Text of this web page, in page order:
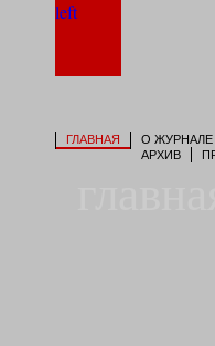
ГЛАВНАЯ О ЖУРНАЛЕ
АРХИВ